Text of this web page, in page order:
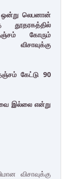
ஒன்று லெபனான்
தூதரகத்தில்
கோரும்
விசாவுக்கு
கேட்டு 90
இல்லை என்று
விசாவுக்கு